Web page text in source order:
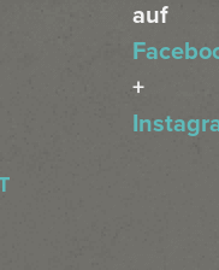
auf
+